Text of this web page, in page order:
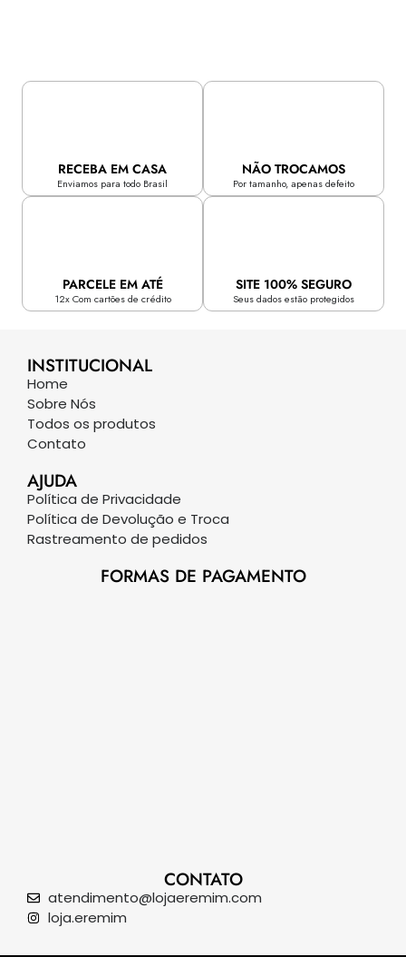
RECEBA EM CASA
Enviamos para todo Brasil
NÃO TROCAMOS
Por tamanho, apenas defeito
PARCELE EM ATÉ
12x Com cartões de crédito
SITE 100% SEGURO
Seus dados estão protegidos
INSTITUCIONAL
Home
Sobre Nós
Todos os produtos
Contato
AJUDA
Política de Privacidade
Política de Devolução e Troca
Rastreamento de pedidos
FORMAS DE PAGAMENTO
CONTATO
atendimento@lojaeremim.com
loja.eremim